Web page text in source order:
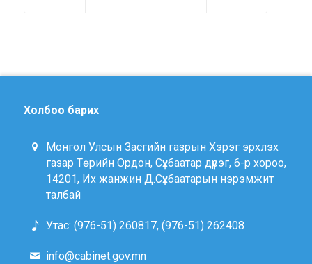
Холбоо барих
Монгол Улсын Засгийн газрын Хэрэг эрхлэх
газар Төрийн Ордон, Сүхбаатар дүүрэг, 6-р хороо,
14201, Их жанжин Д.Сүхбаатарын нэрэмжит
талбай
Утас: (976-51) 260817, (976-51) 262408
info@cabinet.gov.mn